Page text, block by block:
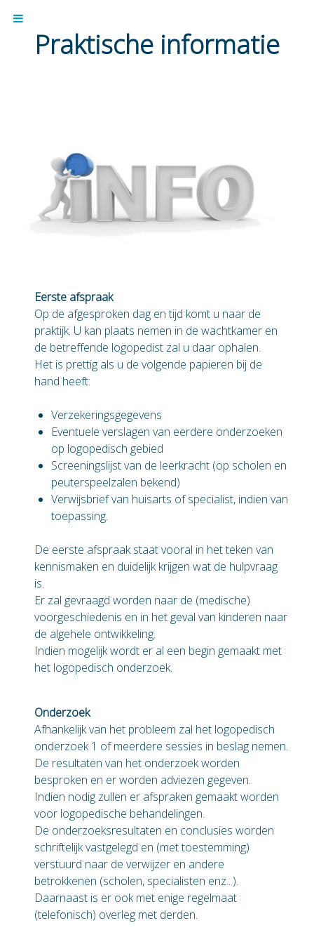
Praktische informatie
Eerste afspraak
Op de afgesproken dag en tijd komt u naar de
praktijk. U kan plaats nemen in de wachtkamer en
de betreffende logopedist zal u daar ophalen.
Het is prettig als u de volgende papieren bij de
hand heeft:
Verzekeringsgegevens
Eventuele verslagen van eerdere onderzoeken
op logopedisch gebied
Screeningslijst van de leerkracht (op scholen en
peuterspeelzalen bekend)
Verwijsbrief van huisarts of specialist, indien van
toepassing.
De eerste afspraak staat vooral in het teken van
kennismaken en duidelijk krijgen wat de hulpvraag
is.
Er zal gevraagd worden naar de (medische)
voorgeschiedenis en in het geval van kinderen naar
de algehele ontwikkeling.
Indien mogelijk wordt er al een begin gemaakt met
het logopedisch onderzoek.
Onderzoek
Afhankelijk van het probleem zal het logopedisch
onderzoek 1 of meerdere sessies in beslag nemen.
De resultaten van het onderzoek worden
besproken en er worden adviezen gegeven.
Indien nodig zullen er afspraken gemaakt worden
voor logopedische behandelingen.
De onderzoeksresultaten en conclusies worden
schriftelijk vastgelegd en (met toestemming)
verstuurd naar de verwijzer en andere
betrokkenen (scholen, specialisten enz...).
Daarnaast is er ook met enige regelmaat
(telefonisch) overleg met derden.